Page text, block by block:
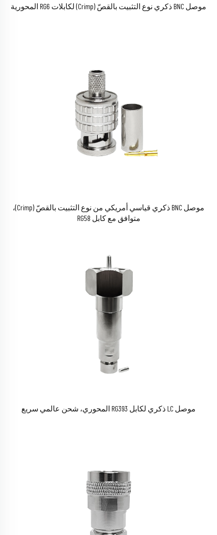
موصل BNC ذكري نوع التثبيت بالقصّ (Crimp) لكابلات RG6 المحورية
موصل BNC ذكري قياسي أمريكي من نوع التثبيت بالقصّ (Crimp)،
متوافق مع كابل RG58
موصل LC ذكري لكابل RG393 المحوري، شحن عالمي سريع